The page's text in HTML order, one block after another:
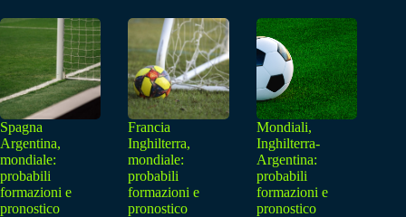
Spagna
Argentina,
mondiale:
probabili
formazioni e
pronostico
Francia
Inghilterra,
mondiale:
probabili
formazioni e
pronostico
Mondiali,
Inghilterra-
Argentina:
probabili
formazioni e
pronostico